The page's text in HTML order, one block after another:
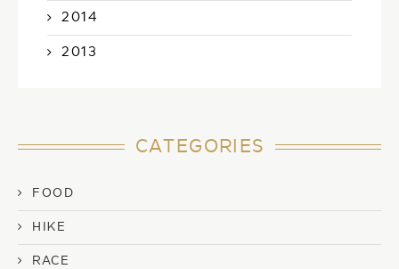
2014
2013
CATEGORIES
FOOD
HIKE
RACE